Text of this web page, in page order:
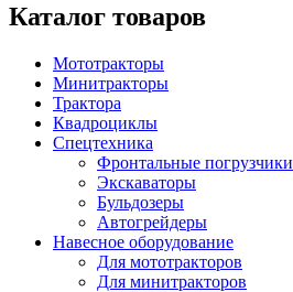
Каталог товаров
Мототракторы
Минитракторы
Трактора
Квадроциклы
Спецтехника
Фронтальные погрузчики
Экскаваторы
Бульдозеры
Автогрейдеры
Навесное оборудование
Для мототракторов
Для минитракторов